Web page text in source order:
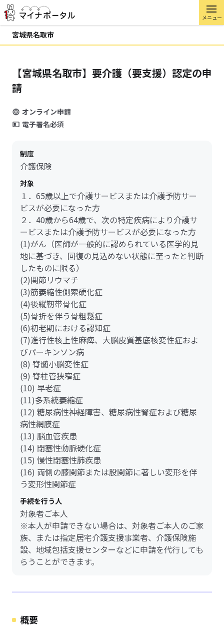
メニュー
宮城県名取市
【宮城県名取市】要介護（要支援）認定の申
請
オンライン申請
電子署名必須
制度
介護保険
対象
１．65歳以上で介護サービスまたは介護予防サー
ビスが必要になった方
２．40歳から64歳で、次の特定疾病により介護サ
ービスまたは介護予防サービスが必要になった方
(1)がん（医師が一般的に認められている医学的見
地に基づき、回復の見込めない状態に至ったと判断
したものに限る）
(2)関節リウマチ
(3)筋萎縮性側索硬化症
(4)後縦靭帯骨化症
(5)骨折を伴う骨粗鬆症
(6)初老期における認知症
(7)進行性核上性麻痺、大脳皮質基底核変性症およ
びパーキンソン病
(8) 脊髄小脳変性症
(9) 脊柱管狭窄症
(10) 早老症
(11)多系統萎縮症
(12) 糖尿病性神経障害、糖尿病性腎症および糖尿
病性網膜症
(13) 脳血管疾患
(14) 閉塞性動脈硬化症
(15) 慢性閉塞性肺疾患
(16) 両側の膝関節または股関節に著しい変形を伴
う変形性関節症
手続を行う人
対象者ご本人
※本人が申請できない場合は、対象者ご本人のご家
族、または指定居宅介護支援事業者、介護保険施
設、地域包括支援センターなどに申請を代行しても
らうことができます。
概要